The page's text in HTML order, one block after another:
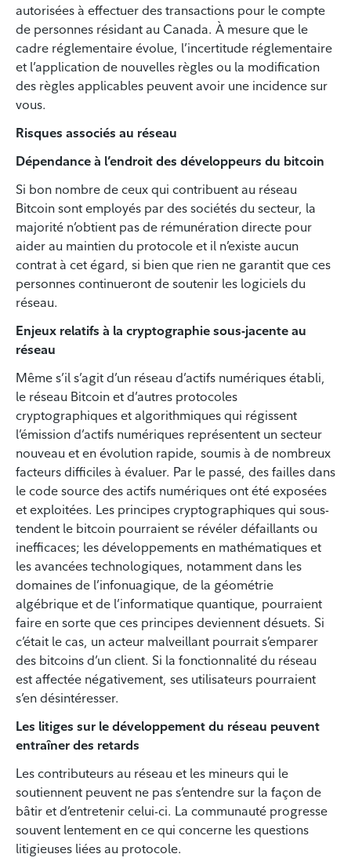
autorisées à effectuer des transactions pour le compte
de personnes résidant au Canada. À mesure que le
cadre réglementaire évolue, l’incertitude réglementaire
et l’application de nouvelles règles ou la modification
des règles applicables peuvent avoir une incidence sur
vous.
Risques associés au réseau
Dépendance à l’endroit des développeurs du bitcoin
Si bon nombre de ceux qui contribuent au réseau
Bitcoin sont employés par des sociétés du secteur, la
majorité n’obtient pas de rémunération directe pour
aider au maintien du protocole et il n’existe aucun
contrat à cet égard, si bien que rien ne garantit que ces
personnes continueront de soutenir les logiciels du
réseau.
Enjeux relatifs à la cryptographie sous-jacente au
réseau
Même s’il s’agit d’un réseau d’actifs numériques établi,
le réseau Bitcoin et d’autres protocoles
cryptographiques et algorithmiques qui régissent
l’émission d’actifs numériques représentent un secteur
nouveau et en évolution rapide, soumis à de nombreux
facteurs difficiles à évaluer. Par le passé, des failles dans
le code source des actifs numériques ont été exposées
et exploitées. Les principes cryptographiques qui sous-
tendent le bitcoin pourraient se révéler défaillants ou
inefficaces; les développements en mathématiques et
les avancées technologiques, notamment dans les
domaines de l’infonuagique, de la géométrie
algébrique et de l’informatique quantique, pourraient
faire en sorte que ces principes deviennent désuets. Si
c’était le cas, un acteur malveillant pourrait s’emparer
des bitcoins d’un client. Si la fonctionnalité du réseau
est affectée négativement, ses utilisateurs pourraient
s’en désintéresser.
Les litiges sur le développement du réseau peuvent
entraîner des retards
Les contributeurs au réseau et les mineurs qui le
soutiennent peuvent ne pas s’entendre sur la façon de
bâtir et d’entretenir celui-ci. La communauté progresse
souvent lentement en ce qui concerne les questions
litigieuses liées au protocole.